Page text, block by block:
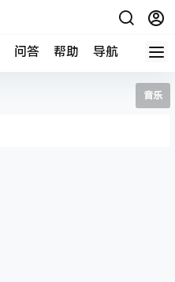
问答 帮助 导航 快报
音乐